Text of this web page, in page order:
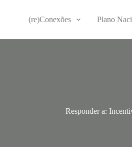
(re)Conexões Plano
Responder a: